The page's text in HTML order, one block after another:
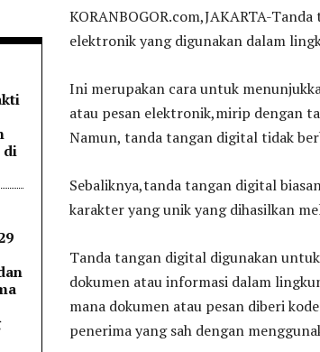
di
KORANBOGOR.com,JAKARTA-
elektronik yang digunakan dalam
Ini merupakan cara untuk
atau pesan elektronik,mirip dengan
Namun, tanda tangan digital tidak
Sebaliknya,tanda tangan digital
karakter yang unik yang dihasilkan
Tanda tangan digital digunakan
dokumen atau informasi dalam
mana dokumen atau pesan diberi
penerima yang sah dengan